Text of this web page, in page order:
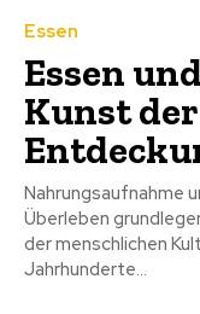
Essen
Essen
Kunst
Nahrungsaufnahme
Überleben
der menschlichen
Jahrhunderte...